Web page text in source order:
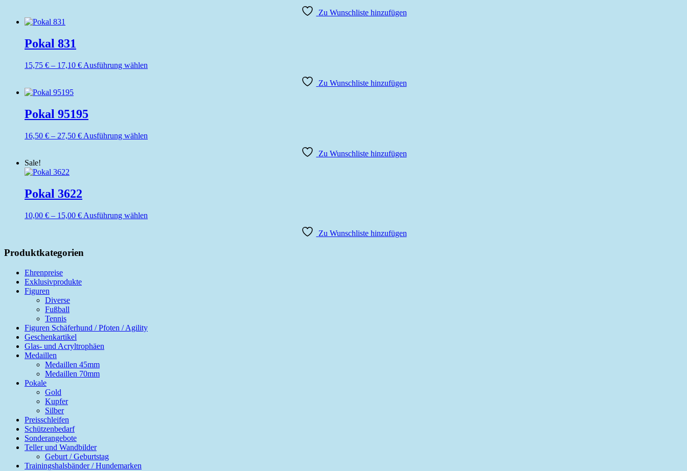
können
Zu Wunschliste hinzufügen
Pokal 831
15,75 € – 17,10 €Preisspanne:
Ausführung wählen
können
Zu Wunschliste hinzufügen
Pokal 95195
16,50 € – 27,50 €Preisspanne:
Ausführung wählen
auf
Zu Wunschliste hinzufügen
Sale!
Pokal 3622
10,00 € – 15,00 €Preisspanne:
Ausführung wählen
gewählt
werden
Zu Wunschliste hinzufügen
Produktkategorien
Ehrenpreise
Exklusivprodukte
Figuren
Diverse
Fußball
Tennis
Figuren Schäferhund / Pfoten / Agility
Geschenkartikel
Glas- und Acryltrophäen
Medaillen
Medaillen 45mm
Medaillen 70mm
Pokale
Gold
Kupfer
Silber
Preisschleifen
Schützenbedarf
Sonderangebote
Teller und Wandbilder
Geburt / Geburtstag
Trainingshalsbänder / Hundemarken